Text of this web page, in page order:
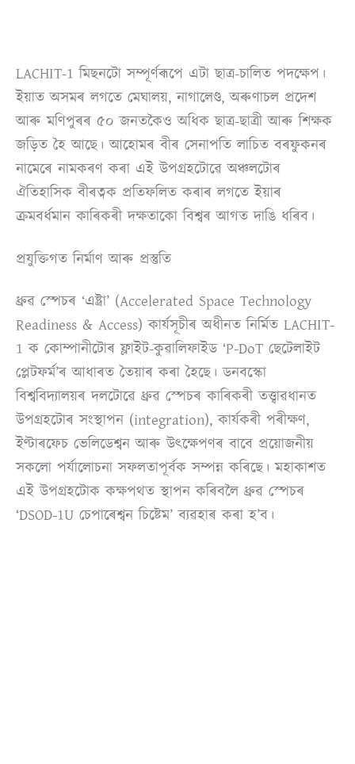
LACHIT-1 মিছনটো সম্পূৰ্ণৰূপে এটা ছাত্ৰ-চালিত পদক্ষেপ।
ইয়াত অসমৰ লগতে মেঘালয়, নাগালেণ্ড, অৰুণাচল প্ৰদেশ
আৰু মণিপুৰৰ ৫০ জনতকৈও অধিক ছাত্ৰ-ছাত্ৰী আৰু শিক্ষক
জড়িত হৈ আছে। আহোমৰ বীৰ সেনাপতি লাচিত বৰফুকনৰ
নামেৰে নামকৰণ কৰা এই উপগ্ৰহটোৱে অঞ্চলটোৰ
ঐতিহাসিক বীৰত্বক প্ৰতিফলিত কৰাৰ লগতে ইয়াৰ
ক্ৰমবৰ্ধমান কাৰিকৰী দক্ষতাকো বিশ্বৰ আগত দাঙি ধৰিব।
প্ৰযুক্তিগত নিৰ্মাণ আৰু প্ৰস্তুতি
ধ্ৰুৱ স্পেচৰ ‘এষ্ট্ৰা’ (Accelerated Space Technology
Readiness & Access) কাৰ্যসূচীৰ অধীনত নিৰ্মিত LACHIT-
1 ক কোম্পানীটোৰ ফ্লাইট-কুৱালিফাইড ‘P-DoT ছেটেলাইট
প্লেটফৰ্ম’ৰ আধাৰত তৈয়াৰ কৰা হৈছে। ডনবস্কো
বিশ্ববিদ্যালয়ৰ দলটোৱে ধ্ৰুৱ স্পেচৰ কাৰিকৰী তত্ত্বাৱধানত
উপগ্ৰহটোৰ সংস্থাপন (integration), কাৰ্যকৰী পৰীক্ষণ,
ইণ্টাৰফেচ ভেলিডেশ্বন আৰু উৎক্ষেপণৰ বাবে প্ৰয়োজনীয়
সকলো পৰ্যালোচনা সফলতাপূৰ্বক সম্পন্ন কৰিছে। মহাকাশত
এই উপগ্ৰহটোক কক্ষপথত স্থাপন কৰিবলৈ ধ্ৰুৱ স্পেচৰ
‘DSOD-1U চেপাৰেশ্বন চিষ্টেম’ ব্যৱহাৰ কৰা হ’ব।